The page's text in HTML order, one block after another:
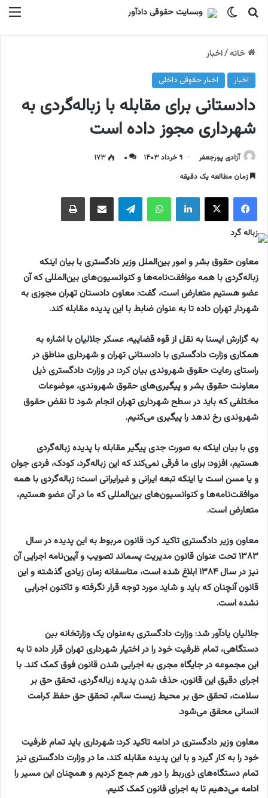
جستجو برایتغییر پوسته
خانه/اخبار
اخبار اخبار حقوقی داخلی
دادستانی برای مقابله با زباله‌گردی به
شهرداری مجوز داده است
آزادی پورجعفر ۹ خرداد ۱۴۰۳ ۰
۱۷۳
زمان مطالعه یک دقیقه
فیسبوک ایکس لینکداین واتس آپ تلگرام اشتراک گذاری با ایمیل
معاون حقوق بشر و امور بین‌الملل وزیر دادگستری با بیان اینکه
زباله‌گردی با همه موافقت‌نامه‌ها و کنوانسیون‌های بین‌المللی که آن
عضو هستیم متعارض است، گفت: معاون دادستان تهران مجوزی به
شهردار تهران داده تا به عنوان ضابط با این پدیده مقابله کند.
به گزارش ایسنا به نقل از قوه قضاییه، عسکر جلالیان با اشاره به
همکاری وزارت دادگستری با دادستانی تهران و شهرداری مناطق در
راستای رعایت حقوق شهروندی بیان کرد: در وزارت دادگستری ذیل
معاونت حقوق بشر و پیگیری‌های حقوق شهروندی، موضوعات
مختلفی که باید در سطح شهرداری تهران انجام شود تا نقض حقوق
شهروندی رخ ندهد را پیگیری می‌کنیم.
وی با بیان اینکه به صورت جدی پیگیر مقابله با پدیده زباله‌گردی
هستیم، افزود: برای ما فرقی نمی‌کند که این زباله‌گرد، کودک، فردی جوان
و یا مسن است یا اینکه تبعه ایرانی و غیرایرانی است؛ زباله‌گردی با همه
موافقت‌نامه‌ها و کنوانسیون‌های بین‌المللی که ما در آن عضو هستیم،
متعارض است.
معاون وزیر دادگستری تاکید کرد: قانون مربوط به این پدیده در سال
۱۳۸۳ تحت عنوان قانون مدیریت پسماند تصویب و آیین‌نامه اجرایی آن
نیز در سال ۱۳۸۴ ابلاغ شده است، متاسفانه زمان زیادی گذشته و این
قانون آنچنان که باید و شاید مورد توجه قرار نگرفته و تاکنون اجرایی
نشده است.
جلالیان یادآور شد: وزارت دادگستری به‌عنوان یک وزارتخانه بین
دستگاهی، تمام ظرفیت خود را در اختیار شهرداری تهران قرار داده تا به
این مجموعه در جایگاه مجری به اجرایی شدن قانون فوق کمک کند. با
اجرای دقیق این قانون، حذف شدن پدیده زباله‌گردی، تحقق حق بر
سلامت، تحقق حق بر محیط زیست سالم، تحقق حق حفظ کرامت
انسانی محقق می‌شود.
معاون وزیر دادگستری در ادامه تاکید کرد: شهرداری باید تمام ظرفیت
خود را به کار گیرد و با این پدیده مقابله کند، ما در وزارت دادگستری نیز
تمام دستگاه‌های ذی‌ربط را دور هم جمع کردیم و همچنان این مسیر را
ادامه می‌دهیم تا به اجرای قانون کمک کنیم.